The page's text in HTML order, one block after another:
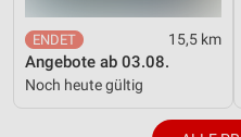
15,5 km
Angebote ab 03.08.
Noch heute gültig